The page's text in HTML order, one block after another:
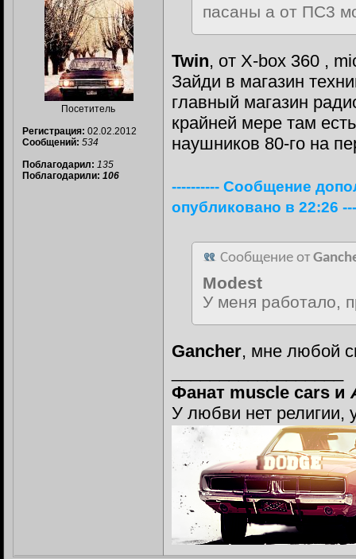
Посетитель
Регистрация: 02.02.2012
Сообщений: 534
Поблагодарил: 135
Поблагодарили: 106
пасаны а от ПС3
Twin, от X-box 360 ,
Зайди в магазин
главный магазин
крайней мере там
наушников 80-го на
---------- Сообщение
опубликовано в 22:26
Сообщение от
Modest
У меня работало,
Gancher, мне любой
Фанат muscle cars и
У любви нет религии,